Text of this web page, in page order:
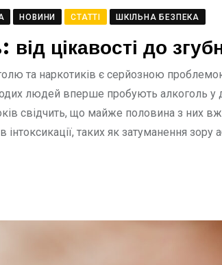
НОВИНИ СТАТТІ ШКІЛЬНА БЕЗПЕКА
від цікавості до
та наркотиків є серйозною
людей вперше пробують алкоголь у
свідчить, що майже половина з них
інтоксикації, таких як затуманення